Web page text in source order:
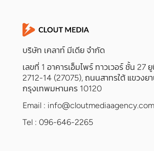
บริษัท เคลาท์ มีเดีย จำกัด
เลขที่ 1 อาคารเอ็มไพร์ ทาวเวอร์ ชั้น 27
2712-14 (27075), ถนนสาทรใต้ แขวงย
กรุงเทพมหานคร 10120
Email : info@cloutmediaagency.com
Tel : 096-646-2265